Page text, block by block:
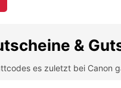
&
es zuletzt bei Canon